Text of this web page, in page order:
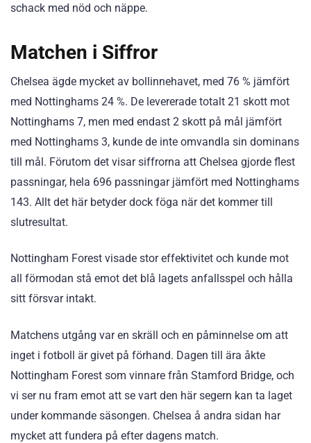
schack med nöd och näppe.
Matchen i Siffror
Chelsea ägde mycket av bollinnehavet, med 76 % jämfört
med Nottinghams 24 %. De levererade totalt 21 skott mot
Nottinghams 7, men med endast 2 skott på mål jämfört
med Nottinghams 3, kunde de inte omvandla sin dominans
till mål. Förutom det visar siffrorna att Chelsea gjorde flest
passningar, hela 696 passningar jämfört med Nottinghams
143. Allt det här betyder dock föga när det kommer till
slutresultat.
Nottingham Forest visade stor effektivitet och kunde mot
all förmodan stå emot det blå lagets anfallsspel och hålla
sitt försvar intakt.
Matchens utgång var en skräll och en påminnelse om att
inget i fotboll är givet på förhand. Dagen till ära åkte
Nottingham Forest som vinnare från Stamford Bridge, och
vi ser nu fram emot att se vart den här segern kan ta laget
under kommande säsongen. Chelsea å andra sidan har
mycket att fundera på efter dagens match.